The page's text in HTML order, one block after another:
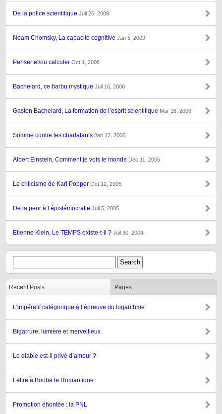
De la police scientifique Juil 26, 2009
Noam Chomsky, La capacité cognitive Jan 5, 2009
Penser et/ou calculer Oct 1, 2008
Bachelard, ce barbu mystique Juil 16, 2006
Gaston Bachelard, La formation de l’esprit scientifique Mar 16, 2006
Somme contre les charlatants Jan 12, 2006
Albert Einstein, Comment je vois le monde Déc 11, 2005
Le criticisme de Karl Popper Oct 12, 2005
De la peur à l’épistémocratie Juil 5, 2005
Etienne Klein, Le TEMPS existe-t-il ? Juil 30, 2004
Recent Posts Pages
L’impératif catégorique à l’épreuve du logarithme
Bigarrure, lumière et merveilleux
Le diable est-il privé d’amour ?
Lettre à Booba le Romantique
Promotion éhontée : la PNL